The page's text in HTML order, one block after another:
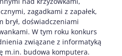
zagadkami z zapałek,
brył, doświadczeniami
W tym roku konkurs
związane z informatyką
m.in. budowa komputera.